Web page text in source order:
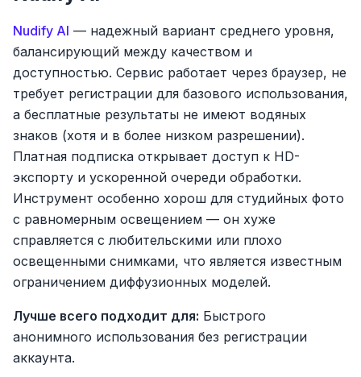
Nudify AI — надежный вариант среднего уровня,
балансирующий между качеством и
доступностью. Сервис работает через браузер, не
требует регистрации для базового использования,
а бесплатные результаты не имеют водяных
знаков (хотя и в более низком разрешении).
Платная подписка открывает доступ к HD-
экспорту и ускоренной очереди обработки.
Инструмент особенно хорош для студийных фото
с равномерным освещением — он хуже
справляется с любительскими или плохо
освещенными снимками, что является известным
ограничением диффузионных моделей.
Лучше всего подходит для: Быстрого
анонимного использования без регистрации
аккаунта.